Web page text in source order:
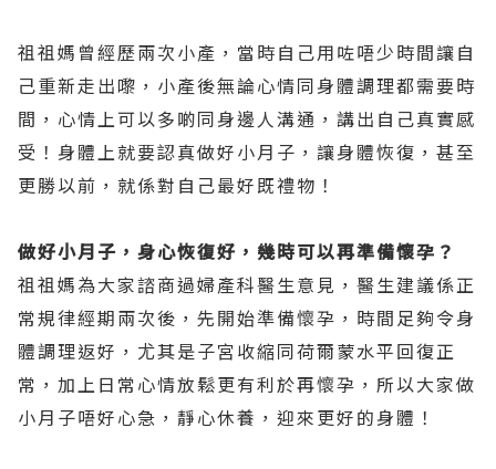
祖祖媽曾經歷兩次小產，當時自己用咗唔少時間讓自
己重新走出嚟，小產後無論心情同身體調理都需要時
間，心情上可以多啲同身邊人溝通，講出自己真實感
受！身體上就要認真做好小月子，讓身體恢復，甚至
更勝以前，就係對自己最好既禮物！
做好小月子，身心恢復好，幾時可以再準備懷孕？
祖祖媽為大家諮商過婦產科醫生意見，醫生建議係正
常規律經期兩次後，先開始準備懷孕，時間足夠令身
體調理返好，尤其是子宮收縮同荷爾蒙水平回復正
常，加上日常心情放鬆更有利於再懷孕，所以大家做
小月子唔好心急，靜心休養，迎來更好的身體！